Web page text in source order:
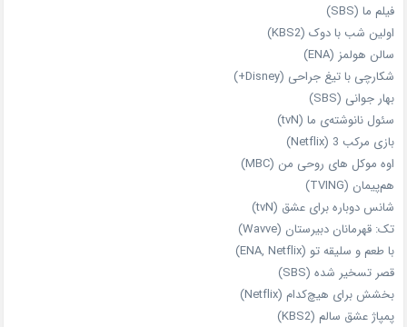
فیلم ما (SBS)
اولین شب با دوک (KBS2)
سالن هولمز (ENA)
شکارچی با تیغ جراحی (Disney+)
بهار جوانی (SBS)
سئول نانوشته‌ی ما (tvN)
بازی مرکب 3 (Netflix)
اوه موکل های روحی من (MBC)
هم‌پیمان (TVING)
شانس دوباره برای عشق (tvN)
تک: قهرمانان دبیرستان (Wavve)
با طعم و سلیقه تو (ENA, Netflix)
قصر تسخیر شده (SBS)
بخشش برای هیچ‌کدام (Netflix)
پمپاژ عشق سالم (KBS2)